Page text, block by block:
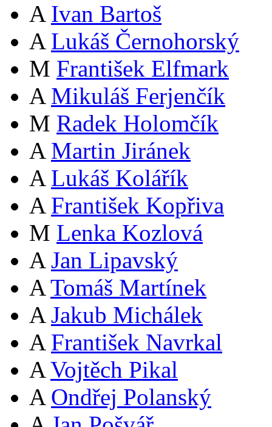
A Ivan Bartoš
A Lukáš Černohorský
M František Elfmark
A Mikuláš Ferjenčík
M Radek Holomčík
A Martin Jiránek
A Lukáš Kolářík
A František Kopřiva
M Lenka Kozlová
A Jan Lipavský
A Tomáš Martínek
A Jakub Michálek
A František Navrkal
A Vojtěch Pikal
A Ondřej Polanský